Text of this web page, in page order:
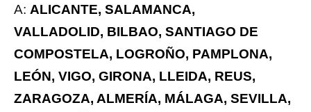
A: ALICANTE, SALAMANCA,
VALLADOLID, BILBAO, SANTIAGO DE
COMPOSTELA, LOGROÑO, PAMPLONA,
LEÓN, VIGO, GIRONA, LLEIDA, REUS,
ZARAGOZA, ALMERÍA, MÁLAGA, SEVILLA,